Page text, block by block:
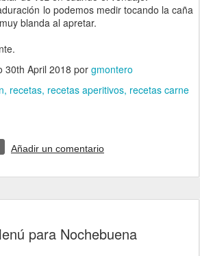
lo podemos medir tocando la caña
blanda al apretar.
30th April 2018 por gmontero
recetas recetas aperitivos recetas carne
Añadir un comentario
para Nochebuena